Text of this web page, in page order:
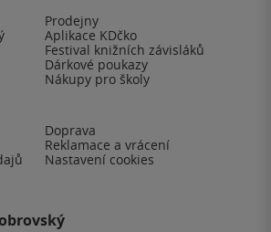
Prodejny
Aplikace KDčko
Festival knižních závisláků
Dárkové poukazy
Nákupy pro školy
Doprava
Reklamace a vrácení
Nastavení cookies